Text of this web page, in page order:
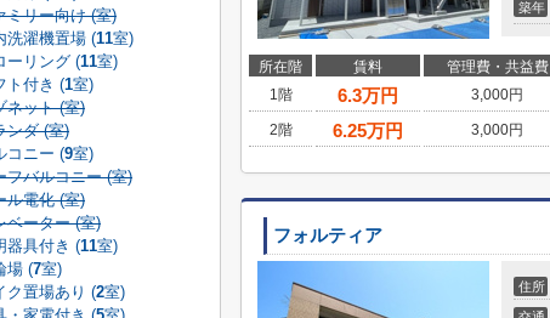
築年
所在階 賃料 管理費・共益費
1階
6.3万円 3,000円
2階
6.25万円 3,000円
フォルティア
住所
ミリー向け (室)
洗濯機置場 (11室)
ーリング (11室)
ト付き (1室)
ネット (室)
ンダ (室)
コニー (9室)
フバルコニー (室)
ル電化 (室)
ベーター (室)
器具付き (11室)
場 (7室)
ク置場あり (2室)